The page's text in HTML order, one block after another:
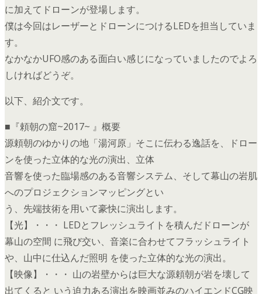
に加えてドローンが登場します。
僕は今回はレーザーとドローンにつけるLEDを担当していま
す。
なかなかUFO感のある面白い感じになっていましたのでよろ
しければどうぞ。
以下、紹介文です。
■『頼朝の窟~2017~ 』概要
源頼朝のゆかりの地「湯河原」そこに伝わる逸話を、ドロー
ンを使った立体的な光の演出、立体
音響を使った臨場感のある音響システム、そして幕山の岩肌
へのプロジェクションマッピングとい
う、先端技術を用いて豪快に演出します。
【光】・・・ LEDとフレッシュライトを積んだドローンが
幕山の空間 に飛び交い、音楽に合わせてフラッシュライト
や、山中に仕込んだ照明 を使った立体的な光の演出。
【映像】・・・ 山の岩壁からは巨大な源頼朝が岩を壊して
出てくると いう迫力ある演出を映画並みのハイエンドCG映